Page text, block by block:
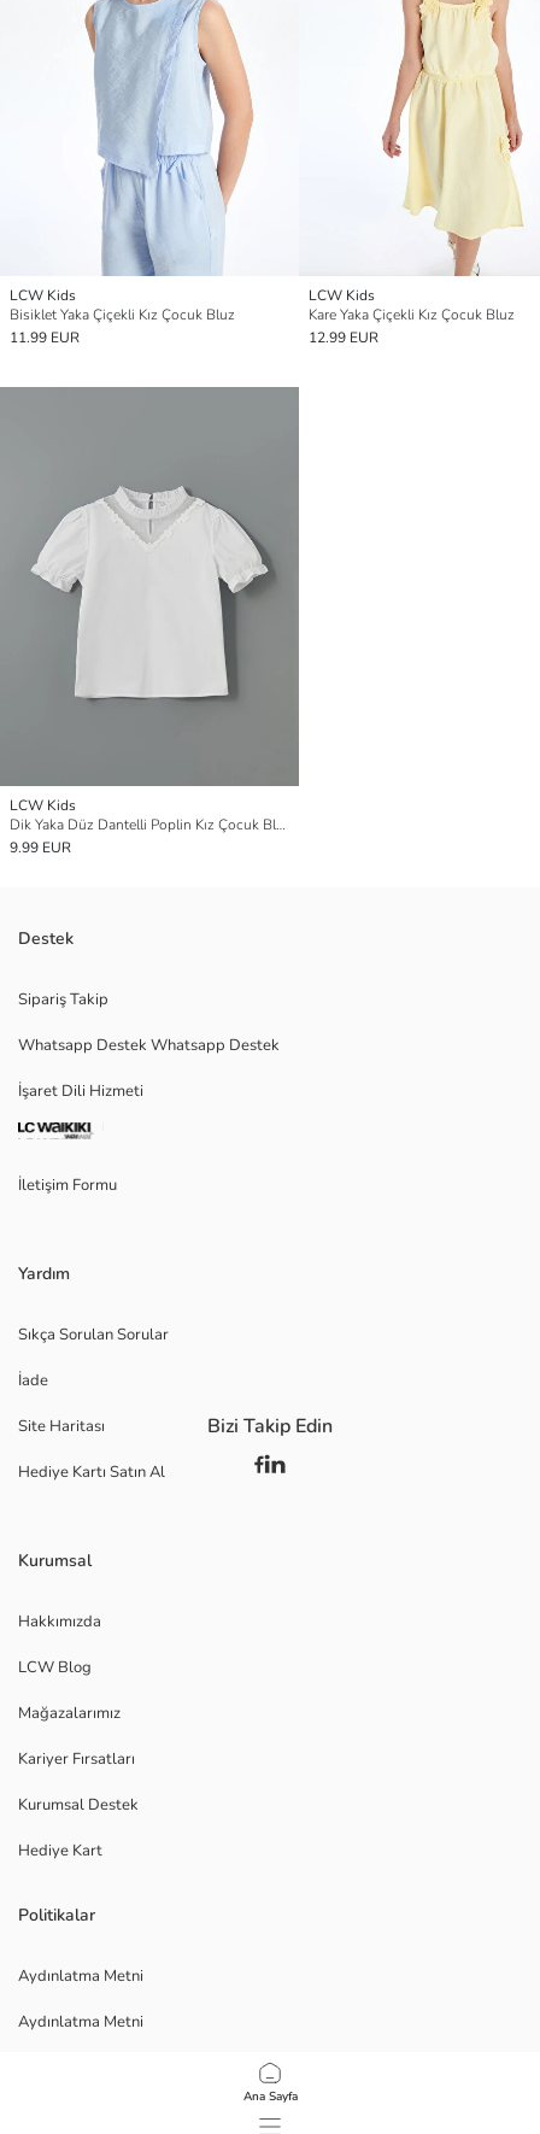
Ana Sayfa
LCW Kids
Bisiklet Yaka Çiçekli Kız Çocuk Bluz
11.99 EUR
LCW Kids
Kare Yaka Çiçekli Kız Çocuk Bluz
12.99 EUR
LCW Kids
Dik Yaka Düz Dantelli Poplin Kız Çocuk Bluz
9.99 EUR
Destek
Sipariş Takip
Whatsapp Destek Whatsapp Destek
İşaret Dili Hizmeti
İletişim Formu
Yardım
Sıkça Sorulan Sorular
İade
Site Haritası
Hediye Kartı Satın Al
Kurumsal
Hakkımızda
LCW Blog
Mağazalarımız
Kariyer Fırsatları
Kurumsal Destek
Hediye Kart
Politikalar
Aydınlatma Metni
Aydınlatma Metni
Bizi Takip Edin